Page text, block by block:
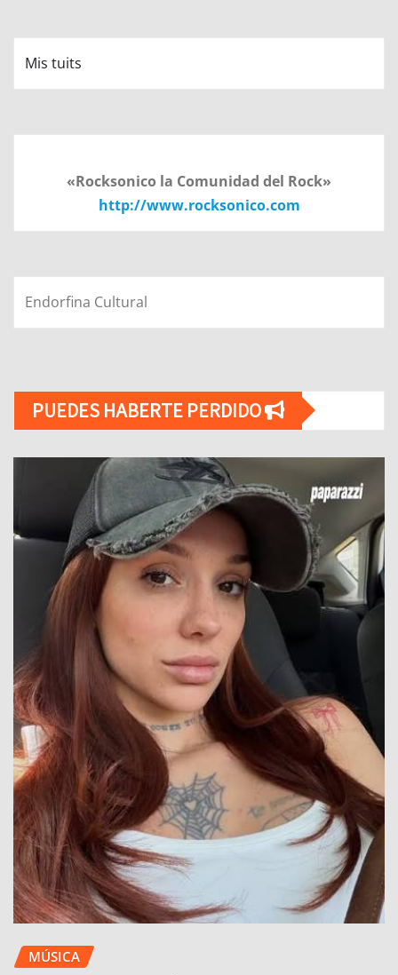
Mis tuits
«Rocksonico la Comunidad del Rock»
http://www.rocksonico.com
Endorfina Cultural
PUEDES HABERTE PERDIDO
MÚSICA